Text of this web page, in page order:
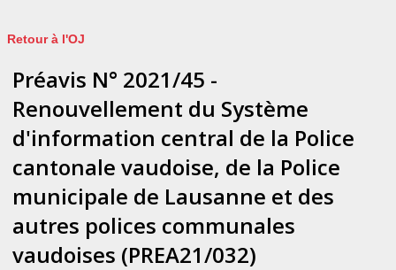
Retour à l'OJ
Préavis N° 2021/45 -
Renouvellement du Système
d'information central de la Police
cantonale vaudoise, de la Police
municipale de Lausanne et des
autres polices communales
vaudoises (PREA21/032)